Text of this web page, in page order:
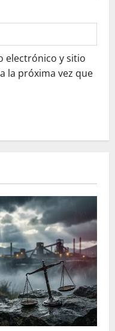
electrónico y sitio
la próxima vez que